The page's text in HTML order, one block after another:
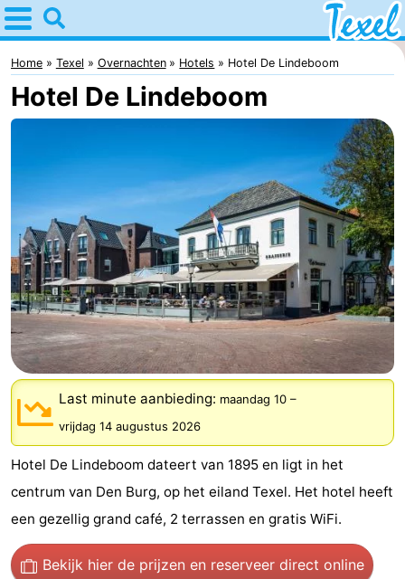
Home
Texel
Tips
Den
Burg
-
Den
Hoorn
-
De
Cocksdorp
-
De
Koog
-
Oudeschild
-
De
-
Oosterend
Mooiste
Home Texel Overnachten Hotels Hotel De Lindeboom
Hotel De Lindeboom
Last minute aanbieding: maandag 10 –
vrijdag 14 augustus 2026
Hotel De Lindeboom dateert van 1895 en ligt in het
centrum van Den Burg, op het eiland Texel. Het hotel heeft
een gezellig grand café, 2 terrassen en gratis WiFi.
Bekijk hier de prijzen en reserveer direct online